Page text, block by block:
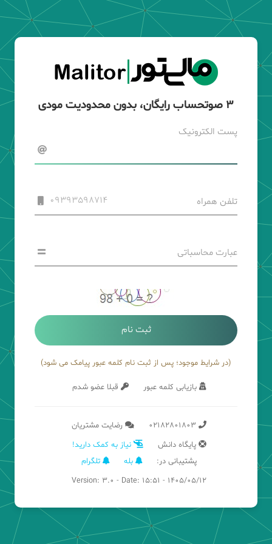
3 صوتحساب رایگان، بدون محدودیت مودی
ثبت نام
(در شرایط موجود؛ پس از ثبت نام کلمه عبور پیامک می شود)
بازیابی کلمه عبور قبلا عضو شدم
رضایت مشتریان
پایگاه دانش
نیاز به کمک دارید!
پشتیبانی در:
بله
تلگرام
Version: 3.0 - Date: 15:51 - 1405/05/12